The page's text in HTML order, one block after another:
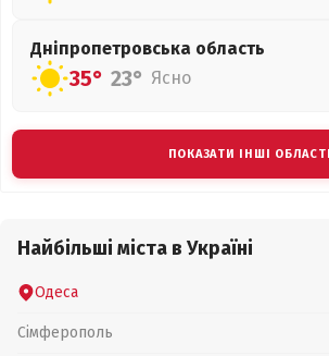
Дніпропетровська область
35° 23° Ясно
ПОКАЗАТИ ІНШІ ОБЛАСТІ
Найбільші міста в Україні
Одеса
Сімферополь